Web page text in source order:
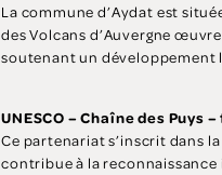
La commune d’Aydat est
des Volcans d’Auvergne
soutenant un développement
UNESCO – Chaîne des Puys
Ce partenariat s’inscrit dans
contribue à la